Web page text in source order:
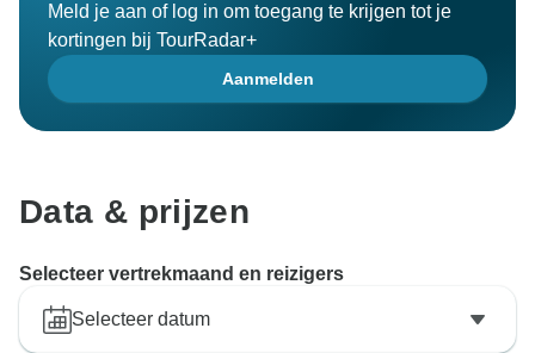
Meld je aan of log in om toegang te krijgen tot je
kortingen bij TourRadar+
Aanmelden
Data & prijzen
Selecteer vertrekmaand en reizigers
Selecteer datum